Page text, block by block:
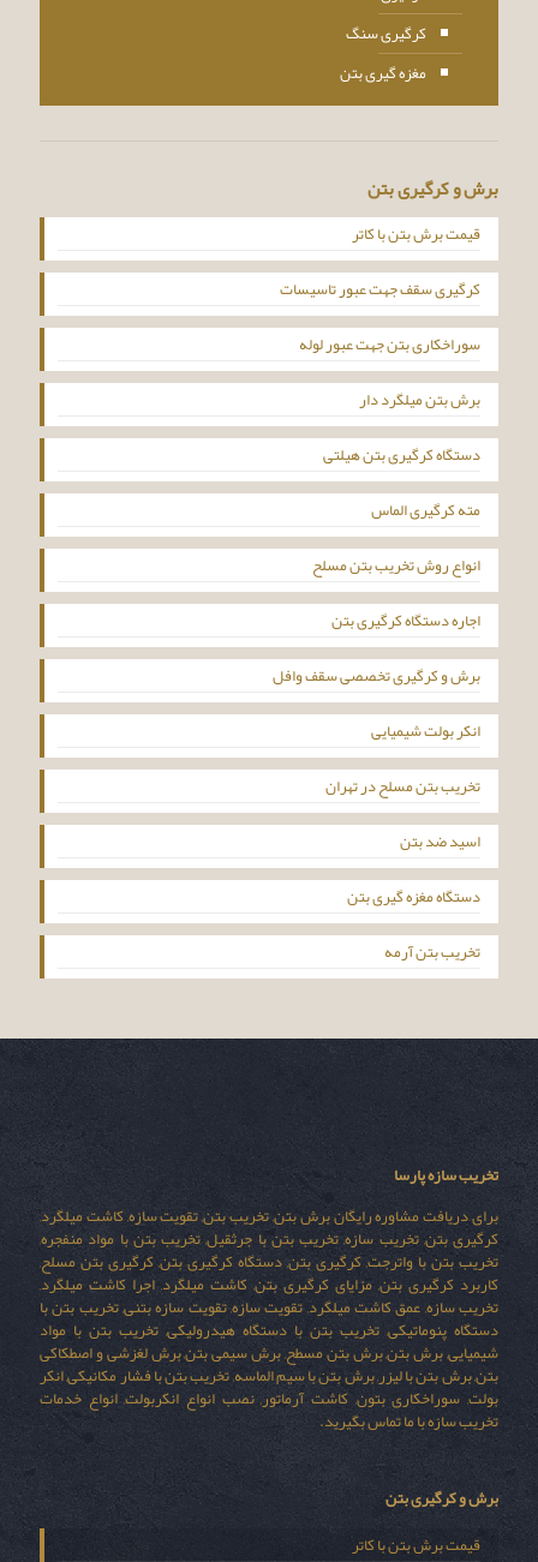
کرگیری سنگ
مغزه گیری بتن
برش و کرگیری بتن
قیمت برش بتن با کاتر
کرگیری سقف جهت عبور تاسیسات
سوراخکاری بتن جهت عبور لوله
برش بتن میلگرد دار
دستگاه کرگیری بتن هیلتی
مته کرگیری الماس
انواع روش تخریب بتن مسلح
اجاره دستگاه کرگیری بتن
برش و کرگیری تخصصی سقف وافل
انکر بولت شیمیایی
تخریب بتن مسلح در تهران
اسید ضد بتن
دستگاه مغزه گیری بتن
تخریب بتن آرمه
تخریب سازه پارسا
برای دریافت مشاوره رایگان برش بتن, تخریب بتن, تقویت سازه, کاشت میلگرد,
کرگیری بتن, تخریب سازه, تخریب بتن با جرثقیل, تخریب بتن با مواد منفجره,
تخریب بتن با واترجت, کرگیری بتن, دستگاه کرگیری بتن, کرگیری بتن مسلح,
کاربرد کرگیری بتن, مزایای کرگیری بتن, کاشت میلگرد, اجرا کاشت میلگرد,
تخریب سازه, عمق کاشت میلگرد, تقویت سازه, تقویت سازه بتنی, تخریب بتن با
دستگاه پنوماتیکی, تخریب بتن با دستگاه هیدرولیکی, تخریب بتن با مواد
شیمیایی, برش بتن, برش بتن مسطح, برش سیمی بتن, برش لغزشی و اصطکاکی
بتن, برش بتن با لیزر, برش بتن با سیم الماسه, تخریب بتن با فشار مکانیکی, انکر
بولت, سوراخکاری بتون, کاشت آرماتور, نصب انواع انکربولت, انواع خدمات
تخریب سازه با ما تماس بگیرید.
برش و کرگیری بتن
قیمت برش بتن با کاتر